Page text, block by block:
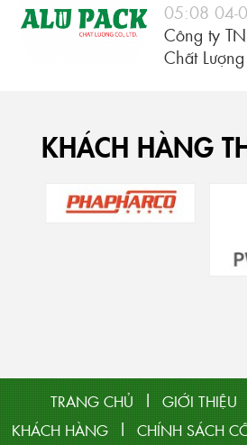
05:08 04-
Công ty
Chất Lượng
KHÁCH HÀNG
TRANG CHỦ | GIỚI THIỆU
KHÁCH HÀNG | CHÍNH SÁCH